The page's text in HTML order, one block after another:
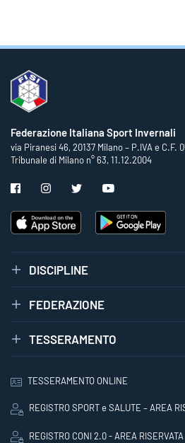
Federazione Italiana Sport Invernali
via Piranesi 46, 20137 Milano – P.IVA e C.F.
Tribunale di Milano n° 63, 11.12.2004
DISCIPLINE
FEDERAZIONE
TESSERAMENTO
TESSERAMENTO ONLINE
REGISTRO SPORT e SALUTE – AREA
REGISTRO CONI 2.0 - AREA RISERVATA